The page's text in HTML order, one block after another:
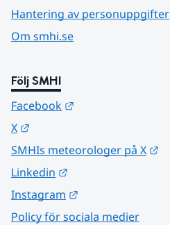
Hantering av personuppgifter
Om smhi.se
Följ SMHI
Facebook
X
SMHIs meteorologer på X
Linkedin
Instagram
Policy för sociala medier